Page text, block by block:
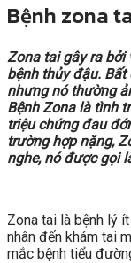
Bệnh zona
Zona tai gây ra bởi
bệnh thủy đậu.
nhưng nó thường
Bệnh Zona là tình
triệu chứng đau
trường hợp nặng,
nghe, nó được gọi
Zona tai là bệnh lý
nhân đến khám tai
mắc bệnh tiểu